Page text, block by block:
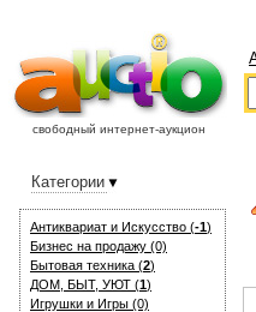
свободный интернет-аукцион
Антиквариат и Искуcство (-1)
Бизнес на продажу (0)
Бытовая техника (2)
ДОМ, БЫТ, УЮТ (1)
Игрушки и Игры (0)
Категории